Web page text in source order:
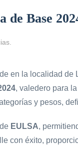
de Base
en la localidad de
, valedero para la
y pesos,
EULSA,
con éxito,